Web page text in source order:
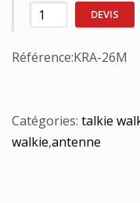
DEVIS
Référence:KRA-26M
Catégories: talkie
walkie,antenne